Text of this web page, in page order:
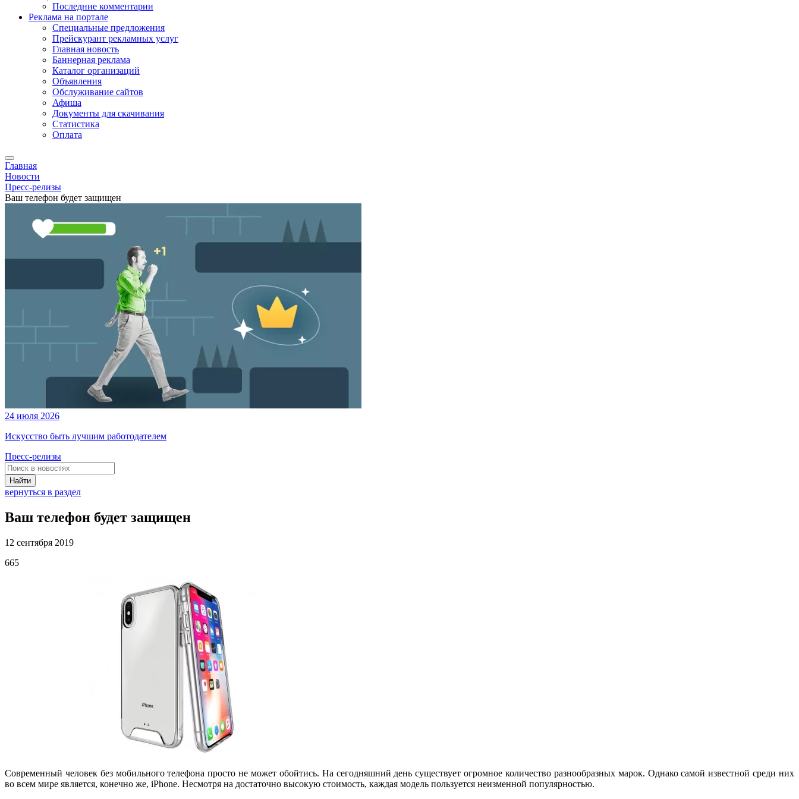
Последние комментарии
Реклама на портале
Специальные предложения
Прейскурант рекламных услуг
Главная новость
Баннерная реклама
Каталог организаций
Объявления
Обслуживание сайтов
Афиша
Документы для скачивания
Статистика
Оплата
Главная
Новости
Пресс-релизы
Ваш телефон будет защищен
24 июля 2026
Искусство быть лучшим работодателем
Пресс-релизы
Найти
вернуться в раздел
Ваш телефон будет защищен
12 сентября 2019
665
Современный человек без мобильного телефона просто не может обойтись. На сегодняшний день существует огромное количество разнообразных марок. Однако самой известной среди них
во всем мире является, конечно же, iPhone. Несмотря на достаточно высокую стоимость, каждая модель пользуется неизменной популярностью.